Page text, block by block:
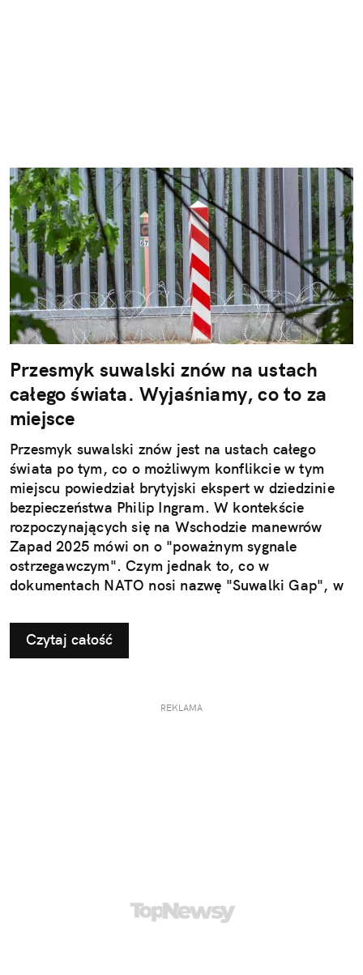
Przesmyk suwalski znów na ustach
całego świata. Wyjaśniamy, co to za
miejsce
Przesmyk suwalski znów jest na ustach całego
świata po tym, co o możliwym konflikcie w tym
miejscu powiedział brytyjski ekspert w dziedzinie
bezpieczeństwa Philip Ingram. W kontekście
rozpoczynających się na Wschodzie manewrów
Zapad 2025 mówi on o "poważnym sygnale
ostrzegawczym". Czym jednak to, co w
dokumentach NATO nosi nazwę "Suwalki Gap", w
Czytaj całość
REKLAMA